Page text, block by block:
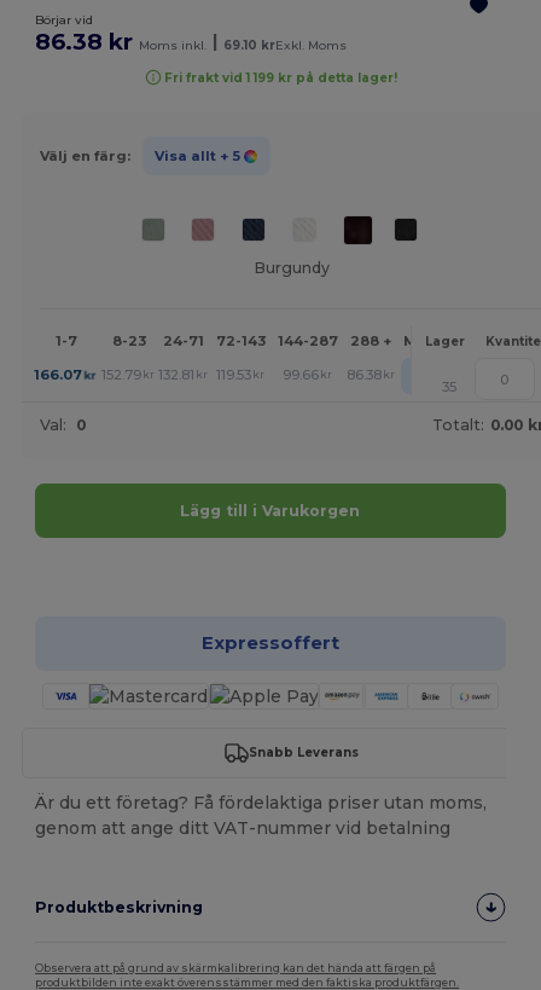
Börjar vid
86.38 kr Moms inkl. 69.10 krExkl. Moms
Fri frakt vid 1 199 kr på detta lager!
Välj en färg: Visa allt + 5
Burgundy
1-7 8-23 24-71 72-143 144-287 288 + MerLager
166.07kr 152.79 kr 132.81 kr 119.53 kr 99.66 kr 86.38 kr
35
Val: 0 Totalt: 0.00
Lägg till i Varukorgen
Expressoffert
Snabb Leverans
Är du ett företag? Få fördelaktiga priser utan moms,
genom att ange ditt VAT-nummer vid betalning
Produktbeskrivning
Observera att på grund av skärmkalibrering kan det hända att färgen på
produktbilden inte exakt överensstämmer med den faktiska produktfärgen.